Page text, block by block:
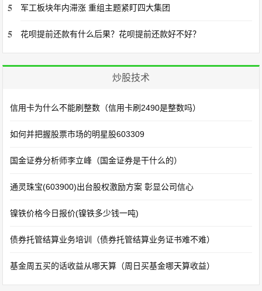
5 军工板块年内滞涨 重组主题紧盯四大集团
5 花呗提前还款有什么后果？花呗提前还款好不好？
炒股技术
信用卡为什么不能刷整数（信用卡刷2490是整数吗）
如何并把握股票市场的明星股603309
国金证券分析师李立峰（国金证券是干什么的）
通灵珠宝(603900)出台股权激励方案 彰显公司信心
镍铁价格今日报价(镍铁多少钱一吨)
债券托管结算业务培训（债券托管结算业务证书难不难）
基金周五买的话收益从哪天算（周日买基金哪天算收益）